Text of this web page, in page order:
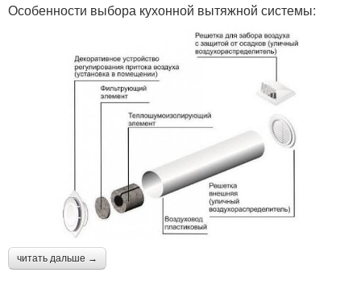
Особенности выбора кухонной вытяжной системы:
читать дальше →